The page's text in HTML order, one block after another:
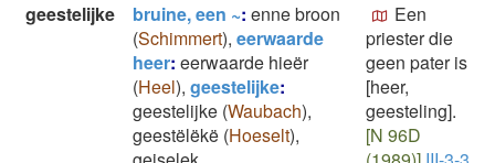
geestelijke
bruine, een ~: enne broon
(Schimmert), eerwaarde
heer: eerwaarde hieër
(Heel), geestelijke:
geestelijke (Waubach),
geestëlëkë (Hoeselt),
Een
priester die
geen pater is
[heer,
geesteling].
[N 96D